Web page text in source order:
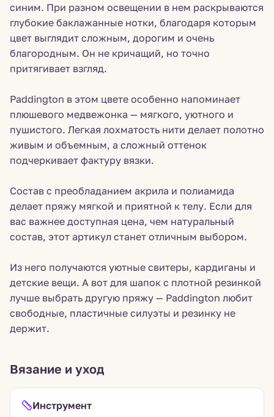
синим. При разном освещении в нем раскрываются
глубокие баклажанные нотки, благодаря которым
цвет выглядит сложным, дорогим и очень
благородным. Он не кричащий, но точно
притягивает взгляд.
Paddington в этом цвете особенно напоминает
плюшевого медвежонка — мягкого, уютного и
пушистого. Легкая лохматость нити делает полотно
живым и объемным, а сложный оттенок
подчеркивает фактуру вязки.
Состав с преобладанием акрила и полиамида
делает пряжу мягкой и приятной к телу. Если для
вас важнее доступная цена, чем натуральный
состав, этот артикул станет отличным выбором.
Из него получаются уютные свитеры, кардиганы и
детские вещи. А вот для шапок с плотной резинкой
лучше выбрать другую пряжу — Paddington любит
свободные, пластичные силуэты и резинку не
держит.
Вязание и уход
Инструмент